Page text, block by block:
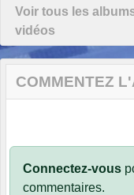
Voir tous les
vidéos
COMMENTEZ
Connectez-vous
commentaires.